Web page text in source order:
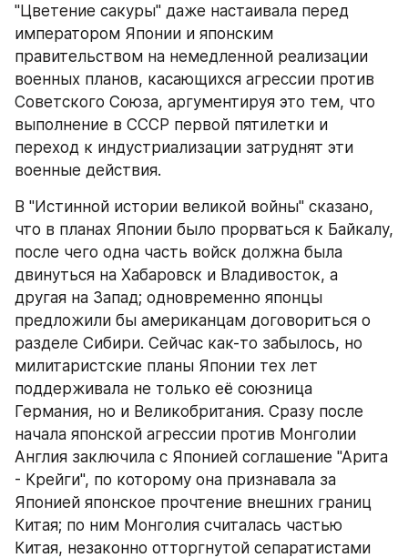
"Цветение сакуры" даже настаивала перед
императором Японии и японским
правительством на немедленной реализации
военных планов, касающихся агрессии против
Советского Союза, аргументируя это тем, что
выполнение в СССР первой пятилетки и
переход к индустриализации затруднят эти
военные действия.
В "Истинной истории великой войны" сказано,
что в планах Японии было прорваться к Байкалу,
после чего одна часть войск должна была
двинуться на Хабаровск и Владивосток, а
другая на Запад; одновременно японцы
предложили бы американцам договориться о
разделе Сибири. Сейчас как-то забылось, но
милитаристские планы Японии тех лет
поддерживала не только её союзница
Германия, но и Великобритания. Сразу после
начала японской агрессии против Монголии
Англия заключила с Японией соглашение "Арита
- Крейги", по которому она признавала за
Японией японское прочтение внешних границ
Китая; по ним Монголия считалась частью
Китая, незаконно отторгнутой сепаратистами